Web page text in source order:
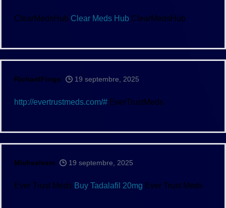
ClearMedsHub Clear Meds Hub ClearMedsHub
RichardForge 19 septembre, 2025
http://evertrustmeds.com/# EverTrustMeds
Michealvem 19 septembre, 2025
Ever Trust Meds Buy Tadalafil 20mg Ever Trust Meds